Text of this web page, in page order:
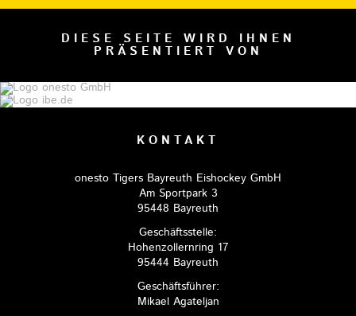
DIESE SEITE WIRD IHNEN
PRÄSENTIERT VON
KONTAKT
onesto Tigers Bayreuth Eishockey GmbH
Am Sportpark 3
95448 Bayreuth
Geschäftsstelle:
Hohenzollernring 17
95444 Bayreuth
Geschäftsführer:
Mikael Agateljan